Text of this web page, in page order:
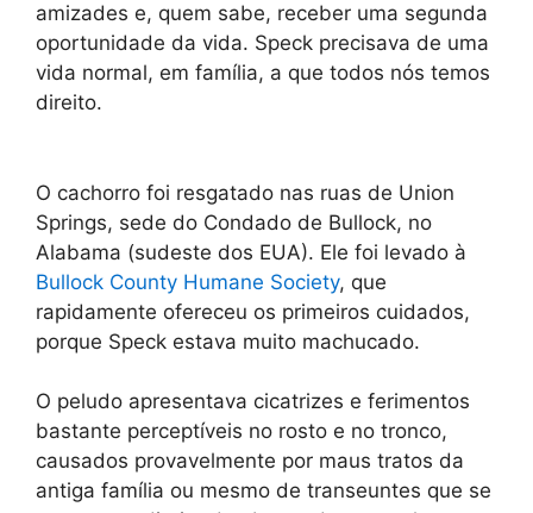
amizades e, quem sabe, receber uma segunda
oportunidade da vida. Speck precisava de uma
vida normal, em família, a que todos nós temos
direito.
O cachorro foi resgatado nas ruas de Union
Springs, sede do Condado de Bullock, no
Alabama (sudeste dos EUA). Ele foi levado à
Bullock County Humane Society, que
rapidamente ofereceu os primeiros cuidados,
porque Speck estava muito machucado.
O peludo apresentava cicatrizes e ferimentos
bastante perceptíveis no rosto e no tronco,
causados provavelmente por maus tratos da
antiga família ou mesmo de transeuntes que se